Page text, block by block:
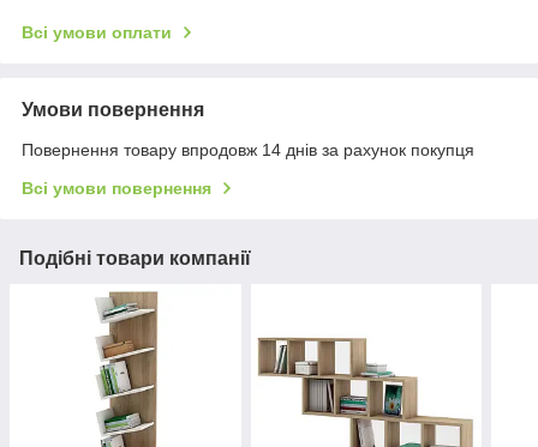
Всі умови оплати
Умови повернення
Повернення товару впродовж 14 днів за рахунок покупця
Всі умови повернення
Подібні товари компанії